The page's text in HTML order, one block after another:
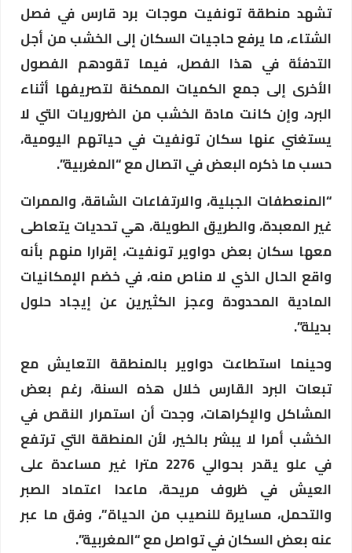
تشهد منطقة تونفيت موجات برد قارس في فصل
الشتاء، ما يرفع حاجيات السكان إلى الخشب من أجل
التدفئة في هذا الفصل، فيما تقودهم الفصول
الأخرى إلى جمع الكميات الممكنة لتصريفها أثناء
البرد، وإن كانت مادة الخشب من الضروريات التي لا
يستغني عنها سكان تونفيت في حياتهم اليومية،
حسب ما ذكره البعض في اتصال مع “المغربية”.
“المنعطفات الجبلية، والارتفاعات الشاقة، والممرات
غير المعبدة، والطريق الطويلة، هي تحديات يتعاطى
معها سكان بعض دواوير تونفيت، إقرارا منهم بأنه
واقع الحال الذي لا مناص منه، في خضم الإمكانيات
المادية المحدودة وعجز الكثيرين عن إيجاد حلول
بديلة”.
وحينما استطاعت دواوير بالمنطقة التعايش مع
تبعات البرد القارس خلال هذه السنة، رغم بعض
المشاكل والإكراهات، وجدت أن استمرار النقص في
الخشب أمرا لا يبشر بالخير، لأن المنطقة التي ترتفع
في علو يقدر بحوالي 2276 مترا غير مساعدة على
العيش في ظروف مريحة، ماعدا اعتماد الصبر
والتحمل، مسايرة للنصيب من الحياة”، وفق ما عبر
عنه بعض السكان في تواصل مع “المغربية”.